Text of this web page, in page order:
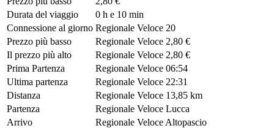
Durata del viaggio
0 h e 10 min
Connessione al giorno Regionale Veloce 20
Prezzo più basso
Regionale Veloce 2,80 €
Il prezzo più alto
Regionale Veloce 2,80 €
Prima Partenza
Regionale Veloce 06:54
Ultima partenza
Regionale Veloce 22:31
Distanza
Regionale Veloce 13,85 km
Partenza
Regionale Veloce Lucca
Arrivo
Regionale Veloce Altopascio